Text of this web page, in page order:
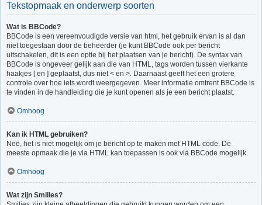
Tekstopmaak en onderwerp soorten
Wat is BBCode?
BBCode is een vereenvoudigde versie van html, het gebruik ervan is al dan
niet toegestaan door de beheerder (je kunt BBCode ook per bericht
uitschakelen, dit is een optie bij het plaatsen van je bericht). De syntax van
BBCode is ongeveer gelijk aan die van HTML, tags worden tussen vierkante
haakjes [ en ] geplaatst, dus niet < en >. Daarnaast geeft het een grotere
controle over hoe iets wordt weergegeven. Meer informatie omtrent BBCode is
te vinden in de handleiding die je kunt openen als je een bericht plaatst.
Omhoog
Kan ik HTML gebruiken?
Nee, het is niet mogelijk om je bericht op te maken met HTML code. De
meeste opmaak die je via HTML kan toepassen is ook via BBCode mogelijk.
Omhoog
Wat zijn Smilies?